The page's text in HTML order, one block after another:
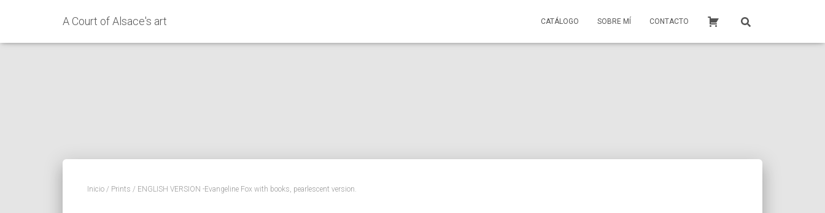
A Court of Alsace's art CATÁLOGO SOBRE MÍ CONTACTO
Inicio / Prints / ENGLISH VERSION -Evangeline Fox with books, pearlescent version.